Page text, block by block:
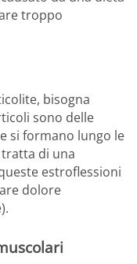
troppo
bisogna
sono delle
si formano lungo le
di una
estroflessioni
dolore